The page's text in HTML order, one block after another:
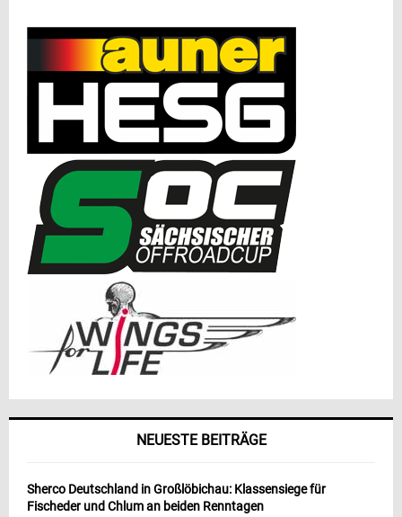
NEUESTE BEITRÄGE
Sherco Deutschland in Großlöbichau: Klassensiege für
Fischeder und Chlum an beiden Renntagen